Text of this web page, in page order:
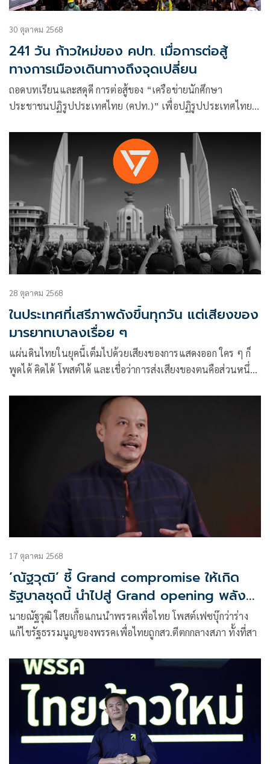
30 ตุลาคม 2568
241 วัน ก้าวใหม่ของ คปท. เมื่อการต่อสู้
ทางการเมืองเดินทางถึงจุดเปลี่ยน
​ถอดบทเรียนและสดุดี การต่อสู้ของ “เครือข่ายนักศึกษา
ประชาชนปฏิรูปประเทศไทย (คปท.)” เพื่อปฏิรูปประเทศไทยสู่
28 ตุลาคม 2568
ในประเทศที่เสรีภาพดังขึ้นทุกวัน แต่เสียงของ
มารยาทเบาลงเรื่อย ๆ
แผ่นดินไทยในยุคนี้เต็มไปด้วยเสียงของการแสดงออก ใคร ๆ ก็
พูดได้ คิดได้ โพสต์ได้ และเชื่อว่าการส่งเสียงของตนคือส่วนหนึ่ง
17 ตุลาคม 2568
‘ณัฐวุฒิ’ ชี้ Grand compromise ให้เกิด
รัฐบาลชุดนี้ นำไปสู่ Grand opening พลัง
อนุรักษนิยม
นายณัฐวุฒิ ใสยเกื้อแกนนำพรรคเพื่อไทย โพสต์เฟซบุ๊กว่าร่าง
แก้ไขรัฐธรรมนูญของพรรคเพื่อไทยถูกสว.ตีตกกลางสภา ทั้งที่สา